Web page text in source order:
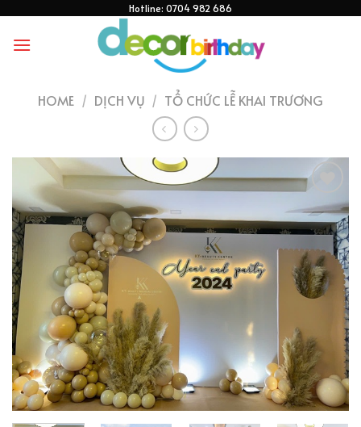
content
Hotline: 0704 982 686
HOME / DỊCH VỤ / TỔ CHỨC LỄ KHAI TRƯƠNG
THÊM
VÀO
YÊU
THÍCH